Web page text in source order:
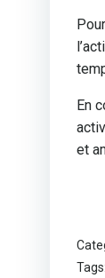
En
et
Tags: